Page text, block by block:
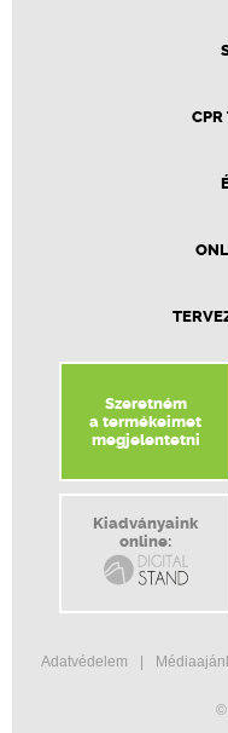
CPR
Szeretném
a termékeimet
megjelentetni
Kiadványaink
online:
Adatvédelem
©